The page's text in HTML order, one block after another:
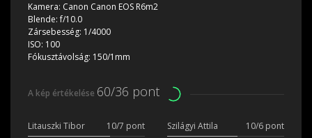
Kamera: Canon Canon EOS R6m2
Blende:f/10.0
Zársebesség: 1/4000
ISO: 100
Fókusztávolság: 150/1mm
A kép értékelése 60/36 pont
Litauszki Tibor 10/7 pont Szilágyi Attila
10/6 pont